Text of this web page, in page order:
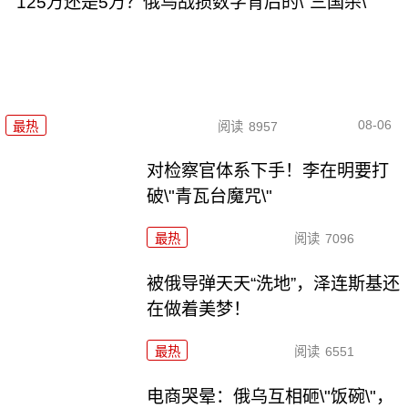
最热 阅读 8957 08-06
对检察官体系下手！李在明要打
破\"青瓦台魔咒\"
最热 阅读 7096
被俄导弹天天“洗地”，泽连斯基还
在做着美梦！
最热 阅读 6551
电商哭晕：俄乌互相砸\"饭碗\"，